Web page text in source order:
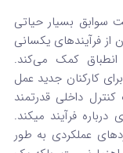
سوابق بسیار حیاتی
از فرآیندهای یکسانی
انطباق کمک می‌کند.
کارکنان جدید عمل
داخلی قدرتمند
درباره فرآیند میکند.
عملکردی به طور